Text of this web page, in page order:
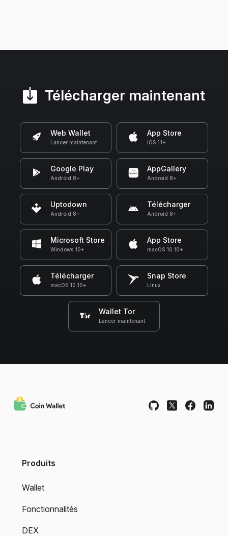
Télécharger maintenant
Web Wallet
Lancer maintenant
App Store
iOS 11+
Google Play
Android 8+
AppGallery
Android 8+
Uptodown
Android 8+
Télécharger
Android 8+
Microsoft Store
Windows 10+
App Store
macOS 10.10+
Télécharger
macOS 10.10+
Snap Store
Linux
Wallet Tor
Lancer maintenant
Produits
Wallet
Fonctionnalités
DEX